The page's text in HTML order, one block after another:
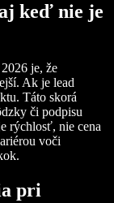
keď nie je
je, že
Ak je lead
Táto skorá
či podpisu
rýchlosť, nie cena
voči
pri